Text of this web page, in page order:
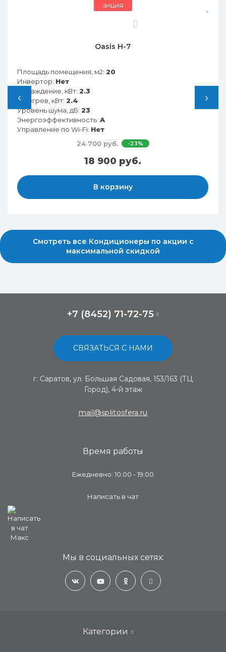
‹
акция
Oasis H-7
Площадь помещения, м2: 20
Инвертор: Нет
Охлаждение, кВт: 2.3
Обогрев, кВт: 2.4
Уровень шума, дБ: 23
Энергоэффективность: A
Управление по Wi-Fi: Нет
24 700 руб.
-23%
18 900 руб.
В корзину
›
Смотреть все Кондиционеры по акции с
максимальной скидкой
+7 (8452) 71-72-75
СВЯЗАТЬСЯ С НАМИ
г. Саратов, ул. Большая Садовая, 153/163 (ТЦ
Город), 4-й этаж
mail@splitosfera.ru
Категории
Время работы
Ежедневно: 10:00 - 19:00
Написать в чат
Мы в социальных сетях: